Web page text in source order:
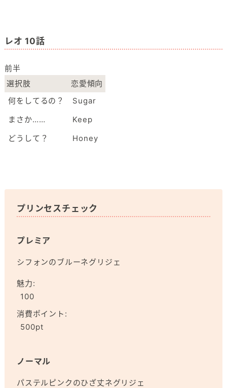
レオ 10話
選択肢
恋愛傾向
何をしてるの？
Sugar
まさか……
Keep
どうして？
Honey
前半
プリンセスチェック
プレミア
シフォンのブルーネグリジェ
魅力:
100
消費ポイント:
500pt
ノーマル
パステルピンクのひざ丈ネグリジェ